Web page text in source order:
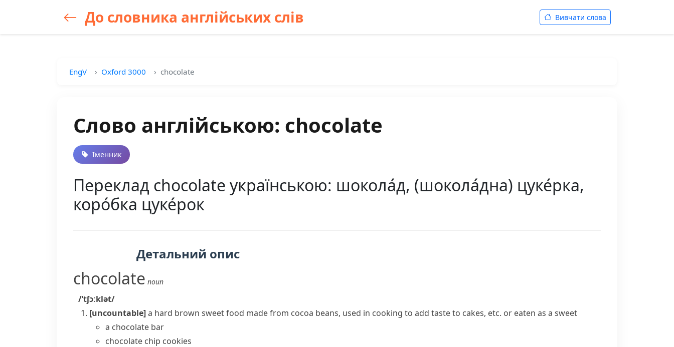
До словника англійських слів Вивчати слова
EngV Oxford 3000 chocolate
Слово англійською: chocolate
Іменник
Переклад chocolate українською: шокола́д, (шокола́дна) цуке́рка,
коро́бка цуке́рок
Детальний опис
chocolate noun
/ˈtʃɔːklət/
[uncountable]a hard brown sweet food made from cocoa beans, used in cooking to add taste to cakes, etc. or eaten as a sweet
a chocolate bar
chocolate chip cookies